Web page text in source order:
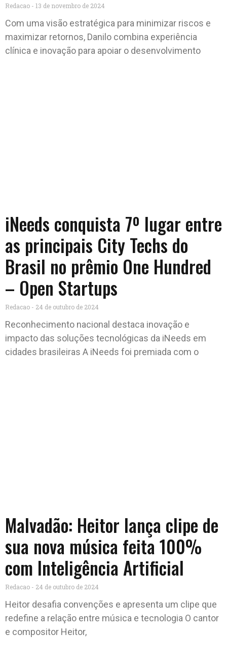
Redacao 13 de novembro de 2024
Com uma visão estratégica para minimizar riscos e
maximizar retornos, Danilo combina experiência
clínica e inovação para apoiar o desenvolvimento
iNeeds conquista 7º lugar entre
as principais City Techs do
Brasil no prêmio One Hundred
– Open Startups
Redacao 24 de outubro de 2024
Reconhecimento nacional destaca inovação e
impacto das soluções tecnológicas da iNeeds em
cidades brasileiras A iNeeds foi premiada com o
Malvadão: Heitor lança clipe de
sua nova música feita 100%
com Inteligência Artificial
Redacao 24 de outubro de 2024
Heitor desafia convenções e apresenta um clipe que
redefine a relação entre música e tecnologia O cantor
e compositor Heitor,